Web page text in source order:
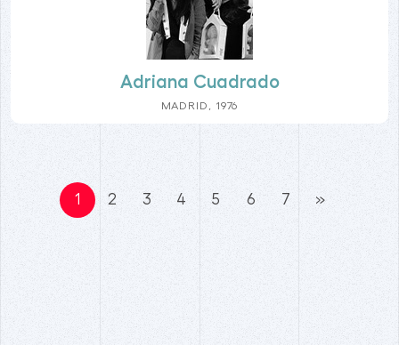
Adriana Cuadrado
MADRID, 1976
1 2 3 4 5 6 7 »